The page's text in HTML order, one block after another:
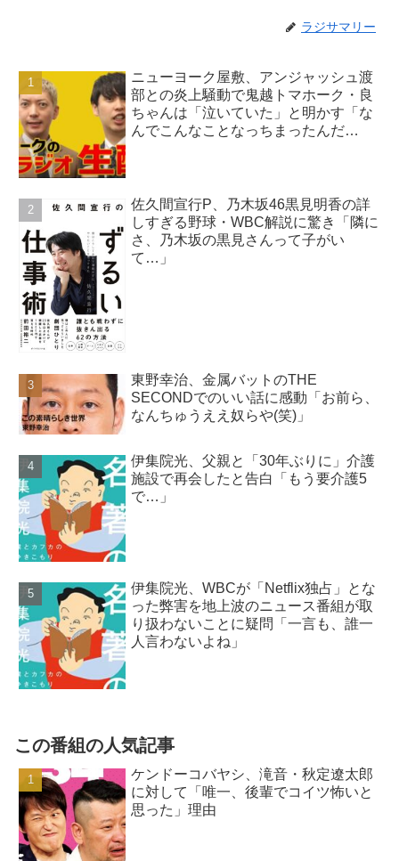
ラジサマリー
ニューヨーク屋敷、アンジャッシュ渡
部との炎上騒動で鬼越トマホーク・良
ちゃんは「泣いていた」と明かす「な
んでこんなことなっちまったんだ
佐久間宣行P、乃木坂46黒見明香の詳
しすぎる野球・WBC解説に驚き「隣に
さ、乃木坂の黒見さんって子がい
て…」
東野幸治、金属バットのTHE
SECONDでのいい話に感動「お前ら、
なんちゅうええ奴らや(笑)」
伊集院光、父親と「30年ぶりに」介護
施設で再会したと告白「もう要介護5
で…」
伊集院光、WBCが「Netflix独占」とな
った弊害を地上波のニュース番組が取
り扱わないことに疑問「一言も、誰一
人言わないよね」
この番組の人気記事
ケンドーコバヤシ、滝音・秋定遼太郎
に対して「唯一、後輩でコイツ怖いと
思った」理由